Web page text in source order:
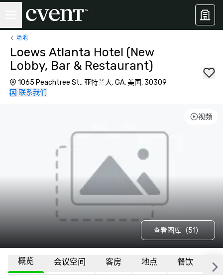
场地
Loews Atlanta Hotel (New
Lobby, Bar & Restaurant)
1065 Peachtree St., 亚特兰大, GA, 美国, 30309
联系我们
视频
查看图库（51）
概览 会议空间 客房 地点 餐饮 隶